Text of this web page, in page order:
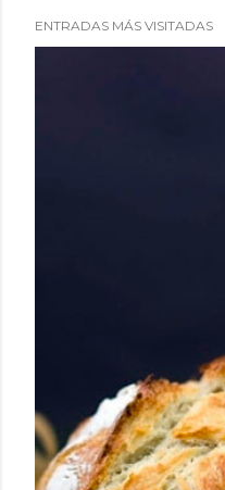
ENTRADAS MÁS VISITADAS